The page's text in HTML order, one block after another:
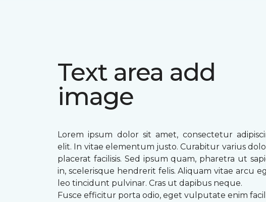
Text area add
image
Lorem ipsum dolor sit amet, consectetur
elit. In vitae elementum justo. Curabitur varius
placerat facilisis. Sed ipsum quam, pharetra ut
in, scelerisque hendrerit felis. Aliquam vitae arcu
leo tincidunt pulvinar. Cras ut dapibus neque.
Fusce efficitur porta odio, eget vulputate enim